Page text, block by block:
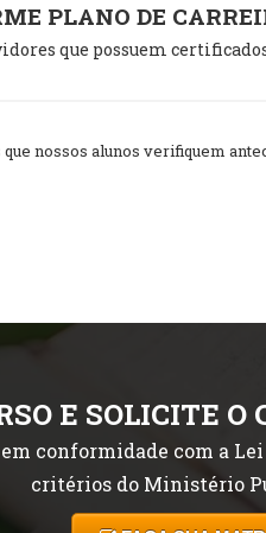
PLANO DE
que possuem
nossos alunos verifiquem
E SOLICITE
conformidade com a
critérios do Ministério